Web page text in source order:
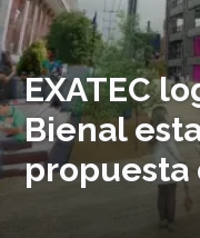
EXATEC
Bienal